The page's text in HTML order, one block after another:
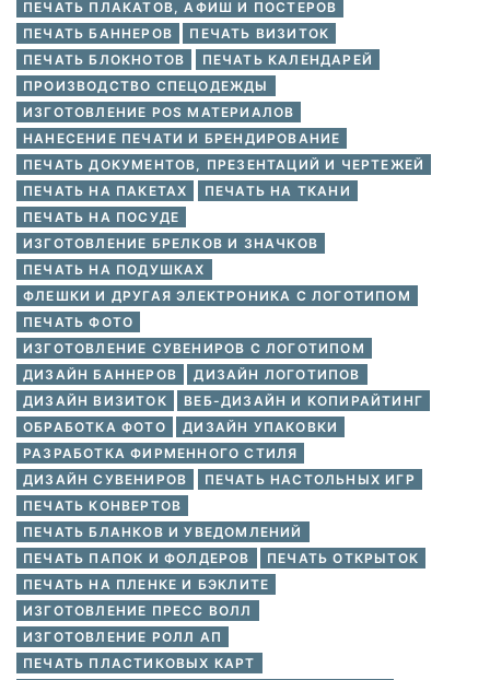
ПЕЧАТЬ ПЛАКАТОВ, АФИШ И ПОСТЕРОВ
ПЕЧАТЬ БАННЕРОВ
ПЕЧАТЬ ВИЗИТОК
ПЕЧАТЬ БЛОКНОТОВ
ПЕЧАТЬ КАЛЕНДАРЕЙ
ПРОИЗВОДСТВО СПЕЦОДЕЖДЫ
ИЗГОТОВЛЕНИЕ POS МАТЕРИАЛОВ
НАНЕСЕНИЕ ПЕЧАТИ И БРЕНДИРОВАНИЕ
ПЕЧАТЬ ДОКУМЕНТОВ, ПРЕЗЕНТАЦИЙ И ЧЕРТЕЖЕЙ
ПЕЧАТЬ НА ПАКЕТАХ
ПЕЧАТЬ НА ТКАНИ
ПЕЧАТЬ НА ПОСУДЕ
ИЗГОТОВЛЕНИЕ БРЕЛКОВ И ЗНАЧКОВ
ПЕЧАТЬ НА ПОДУШКАХ
ФЛЕШКИ И ДРУГАЯ ЭЛЕКТРОНИКА С ЛОГОТИПОМ
ПЕЧАТЬ ФОТО
ИЗГОТОВЛЕНИЕ СУВЕНИРОВ С ЛОГОТИПОМ
ДИЗАЙН БАННЕРОВ
ДИЗАЙН ЛОГОТИПОВ
ДИЗАЙН ВИЗИТОК
ВЕБ-ДИЗАЙН И КОПИРАЙТИНГ
ОБРАБОТКА ФОТО
ДИЗАЙН УПАКОВКИ
РАЗРАБОТКА ФИРМЕННОГО СТИЛЯ
ДИЗАЙН СУВЕНИРОВ
ПЕЧАТЬ НАСТОЛЬНЫХ ИГР
ПЕЧАТЬ КОНВЕРТОВ
ПЕЧАТЬ БЛАНКОВ И УВЕДОМЛЕНИЙ
ПЕЧАТЬ ПАПОК И ФОЛДЕРОВ
ПЕЧАТЬ ОТКРЫТОК
ПЕЧАТЬ НА ПЛЕНКЕ И БЭКЛИТЕ
ИЗГОТОВЛЕНИЕ ПРЕСС ВОЛЛ
ИЗГОТОВЛЕНИЕ РОЛЛ АП
ПЕЧАТЬ ПЛАСТИКОВЫХ КАРТ